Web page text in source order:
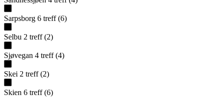
Sarpsborg 6 treff (6)
Selbu 2 treff (2)
Sjøvegan 4 treff (4)
Skei 2 treff (2)
Skien 6 treff (6)